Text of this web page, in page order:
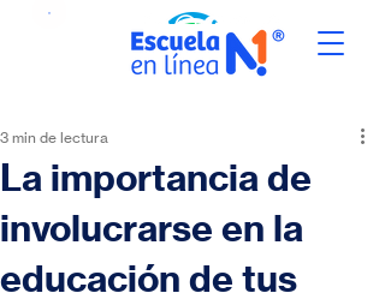
La importancia de
involucrarse en la
educación de tus
3 min de lectura